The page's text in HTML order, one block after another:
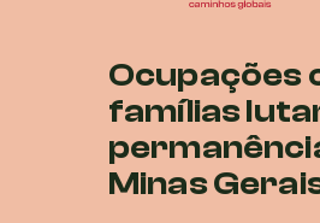
Ocupações
famílias
Minas